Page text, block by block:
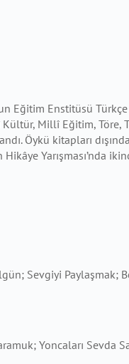
Eğitim Enstitüsü
Millî Eğitim, Töre,
Öykü kitapları
Yarışması’nda
Sevgiyi Paylaşmak;
Yoncaları Sevda